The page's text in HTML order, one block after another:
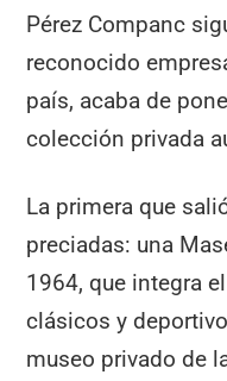
Pérez Companc
reconocido
país, acaba de
colección privada
La primera que
preciadas: una
1964, que integra
clásicos y
museo privado de